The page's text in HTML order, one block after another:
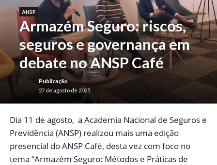
ANSP
Armazém Seguro: riscos,
seguros e governança em
debate no ANSP Café
Publicação
27 de agosto de 2025
Dia 11 de agosto, a Academia Nacional de Seguros e
Previdência (ANSP) realizou mais uma edição
presencial do ANSP Café, desta vez com foco no
tema “Armazém Seguro: Métodos e Práticas de